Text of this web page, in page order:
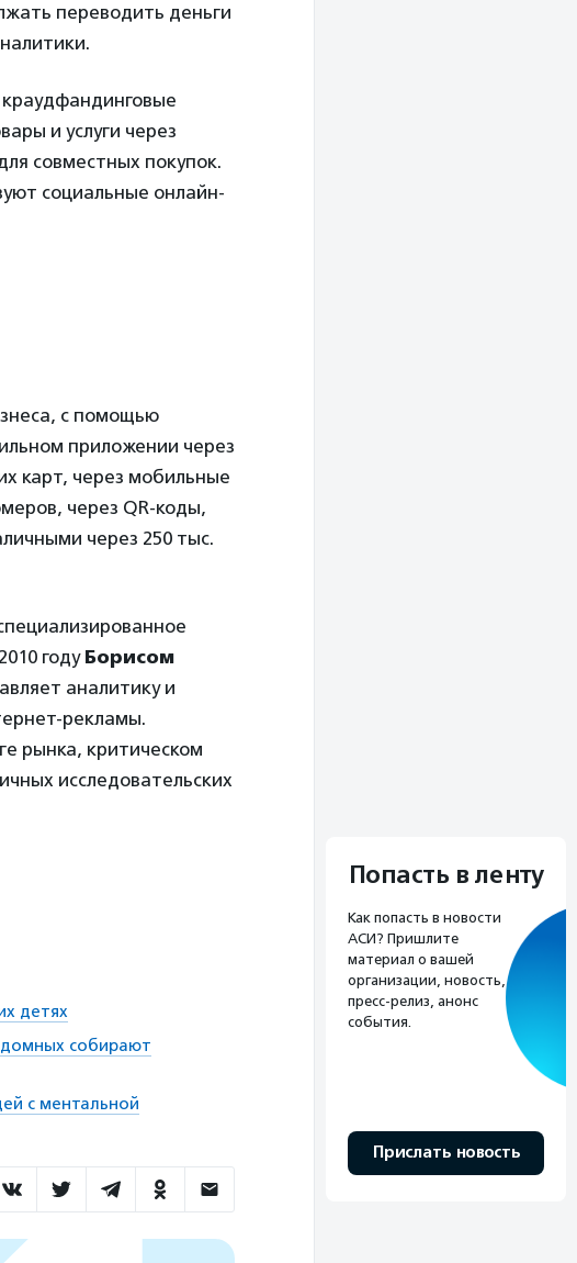
переводить деньги
и услуги через
совместных покупок.
социальные онлайн-
с помощью
приложении через
карт, через мобильные
через QR-коды,
через 250 тыс.
годуБорисом
аналитику и
рекламы.
рынка, критическом
исследовательских
детях
собирают
с ментальной
Попасть в ленту
Как попасть в новости
АСИ? Пришлите
материал о вашей
организации, новость,
пресс-релиз, анонс
события.
Прислать новость